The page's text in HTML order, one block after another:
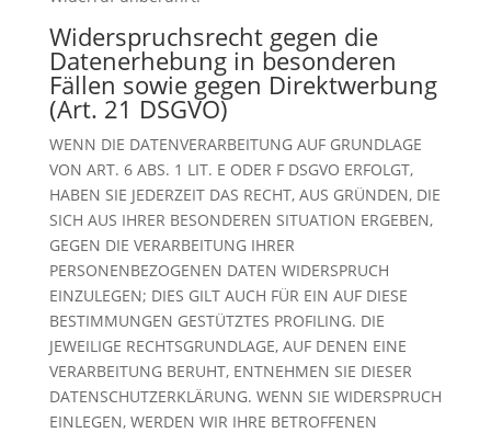
Widerspruchsrecht gegen die
Datenerhebung in besonderen
Fällen sowie gegen Direktwerbung
(Art. 21 DSGVO)
WENN DIE DATENVERARBEITUNG AUF GRUNDLAGE
VON ART. 6 ABS. 1 LIT. E ODER F DSGVO ERFOLGT,
HABEN SIE JEDERZEIT DAS RECHT, AUS GRÜNDEN, DIE
SICH AUS IHRER BESONDEREN SITUATION ERGEBEN,
GEGEN DIE VERARBEITUNG IHRER
PERSONENBEZOGENEN DATEN WIDERSPRUCH
EINZULEGEN; DIES GILT AUCH FÜR EIN AUF DIESE
BESTIMMUNGEN GESTÜTZTES PROFILING. DIE
JEWEILIGE RECHTSGRUNDLAGE, AUF DENEN EINE
VERARBEITUNG BERUHT, ENTNEHMEN SIE DIESER
DATENSCHUTZERKLÄRUNG. WENN SIE WIDERSPRUCH
EINLEGEN, WERDEN WIR IHRE BETROFFENEN